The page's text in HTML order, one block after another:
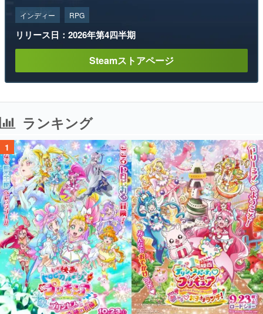
インディー RPG
リリース日：2026年第4四半期
Steamストアページ
ランキング
1